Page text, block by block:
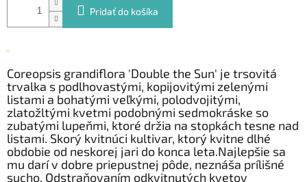
Pridať do košíka
Coreopsis grandiflora 'Double the Sun' je trsovitá
trvalka s podlhovastými, kopijovitými zelenými
listami a bohatými veľkými, polodvojitými,
zlatožltými kvetmi podobnými sedmokráske so
zubatými lupeňmi, ktoré držia na stopkách tesne nad
listami. Skorý kvitnúci kultivar, ktorý kvitne dlhé
obdobie od neskorej jari do konca leta.Najlepšie sa
mu darí v dobre priepustnej pôde, neznáša prílišné
sucho. Odstraňovaním odkvitnutých kvetov